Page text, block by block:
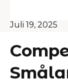
Juli 19, 2025